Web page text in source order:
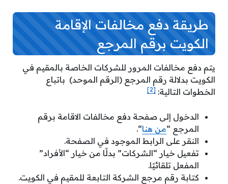
طريقة دفع مخالفات الإقامة
الكويت برقم المرجع
يتم دفع مخالفات المرور للشركات الخاصة بالمقيم في
الكويت بدلالة رقم المرجع (الرقم الموحد) باتباع
الخطوات التالية: [2]
الدخول إلى صفحة دفع مخالفات الاقامة برقم
المرجع “من هنا“.
النقر على الرابط الموجود في الصفحة.
تفعيل خيار “الشركات” بدلًا من خيار “الأفراد”
المفعل تلقائيًا.
كتابة رقم مرجع الشركة التابعة للمقيم في الكويت.